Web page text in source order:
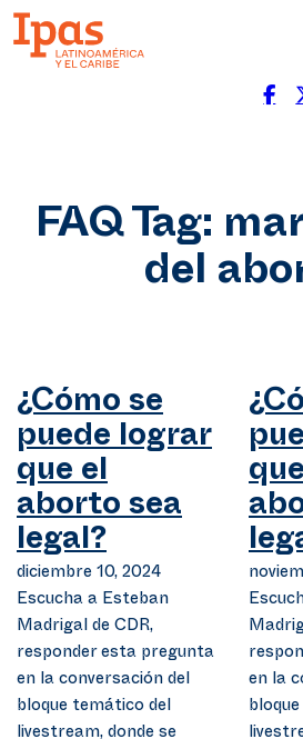
FAQ Tag:
del
¿Cómo se
puede lograr
que el
aborto sea
legal?
diciembre 10, 2024
Escucha a Esteban
Madrigal de CDR,
responder esta pregunta
en la conversación del
bloque temático del
livestream, donde se
que
en la